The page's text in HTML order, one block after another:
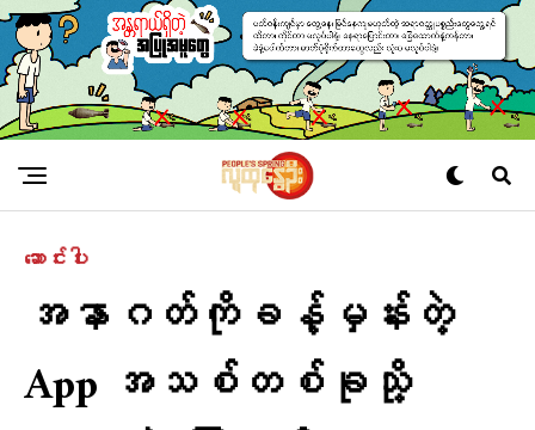
ဆောင်းပါး
အနာဂတ်ကိုခန့်မှန်းတဲ့
App အသစ်တစ်ခုသို့